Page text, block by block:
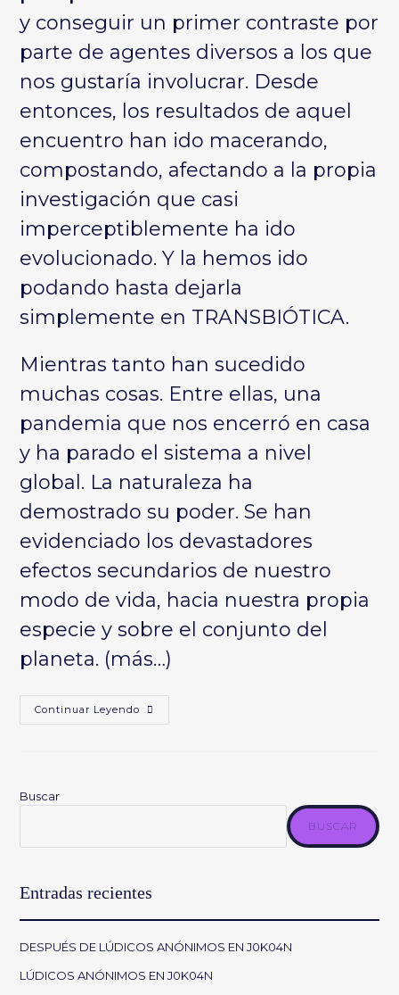
y conseguir un primer contraste por
parte de agentes diversos a los que
nos gustaría involucrar. Desde
entonces, los resultados de aquel
encuentro han ido macerando,
compostando, afectando a la propia
investigación que casi
imperceptiblemente ha ido
evolucionado. Y la hemos ido
podando hasta dejarla
simplemente en TRANSBIÓTICA.
Mientras tanto han sucedido
muchas cosas. Entre ellas, una
pandemia que nos encerró en casa
y ha parado el sistema a nivel
global. La naturaleza ha
demostrado su poder. Se han
evidenciado los devastadores
efectos secundarios de nuestro
modo de vida, hacia nuestra propia
especie y sobre el conjunto del
planeta. (más…)
Continuar Leyendo Hacia
Un
Buscar
BUSCAR
Entradas recientes
DESPUÉS DE LÚDICOS ANÓNIMOS EN J0K04N
LÚDICOS ANÓNIMOS EN J0K04N